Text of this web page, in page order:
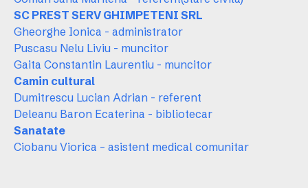
SC PREST SERV GHIMPETENI SRL
Gheorghe Ionica - administrator
Puscasu Nelu Liviu - muncitor
Gaita Constantin Laurentiu - muncitor
Camin cultural
Dumitrescu Lucian Adrian - referent
Deleanu Baron Ecaterina - bibliotecar
Sanatate
Ciobanu Viorica – asistent medical comunitar